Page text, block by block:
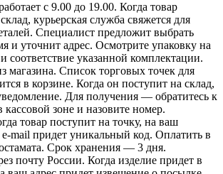
с 9.00 до 19.00. Когда товар
курьерская служба свяжется для
Специалист предложит выбрать
и уточнит адрес. Осмотрите упаковку на
соответствие указанной комплектации.
магазина. Список торговых точек для
в корзине. Когда он поступит на склад,
Для получения — обратитесь к
кассовой зоне и назовите номер.
товар поступит на точку, на ваш
mail придет уникальный код. Оплатить в
Срок хранения — 3 дня.
почту России. Когда изделие придет в